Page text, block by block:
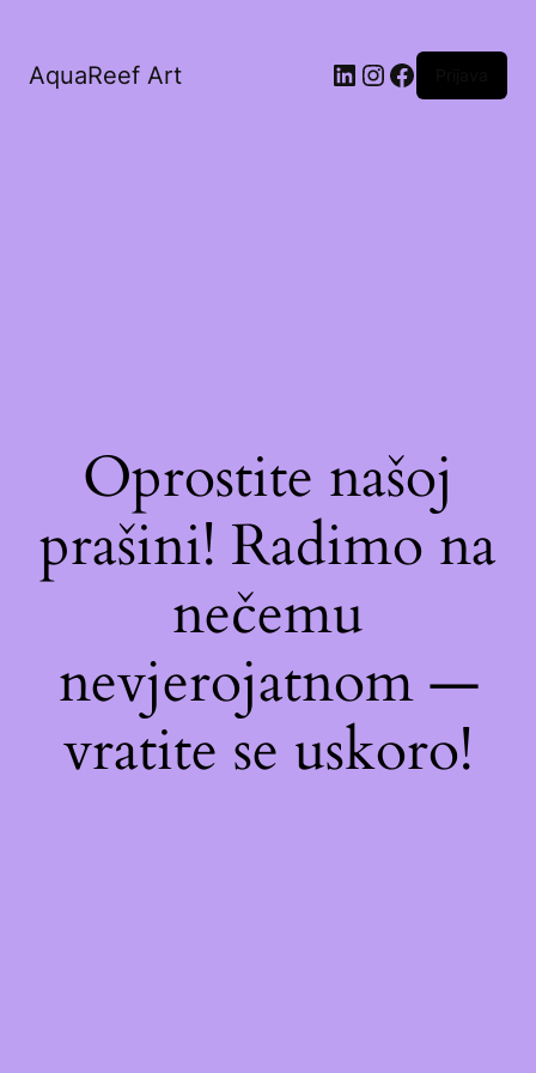
AquaReef Art
Oprostite našoj
prašini! Radimo na
nečemu
nevjerojatnom —
vratite se uskoro!